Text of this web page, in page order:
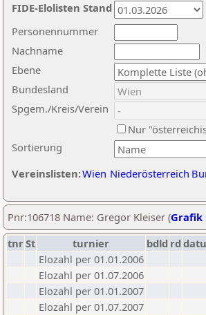
Nachname
Ebene
Sortierung
Personennummer
Bundesland
Spgem./Kreis/Verein
Nur
Vereinslisten:Wien Niederösterreich
FIDE-Elolisten Stand
Pnr:106718 Name: Gregor Kleiser (Grafik
tnrSt turnier bdld rd
Elozahl per 01.01.2006
Elozahl per 01.07.2006
Elozahl per 01.01.2007
Elozahl per 01.07.2007